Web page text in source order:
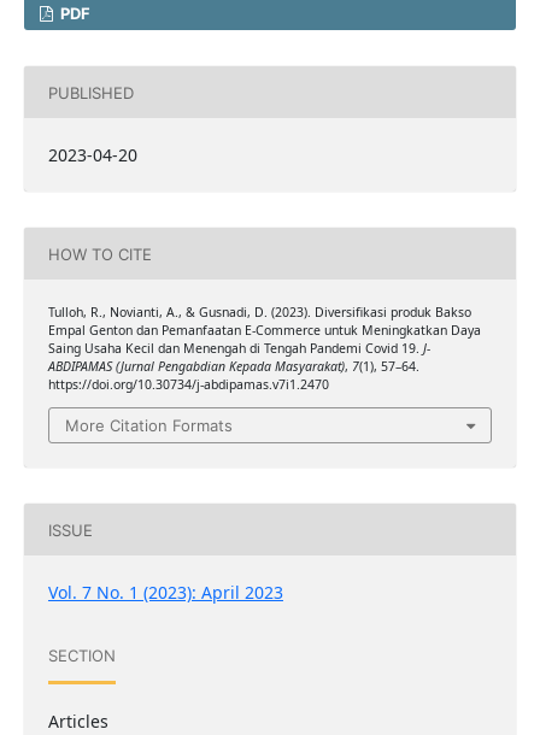
PDF
PUBLISHED
2023-04-20
HOW TO CITE
Tulloh, R., Novianti, A., & Gusnadi, D. (2023). Diversifikasi produk Bakso
Empal Genton dan Pemanfaatan E-Commerce untuk Meningkatkan Daya
Saing Usaha Kecil dan Menengah di Tengah Pandemi Covid 19. J-
ABDIPAMAS (Jurnal Pengabdian Kepada Masyarakat), 7(1), 57–64.
https://doi.org/10.30734/j-abdipamas.v7i1.2470
More Citation Formats
ISSUE
Vol. 7 No. 1 (2023): April 2023
SECTION
Articles